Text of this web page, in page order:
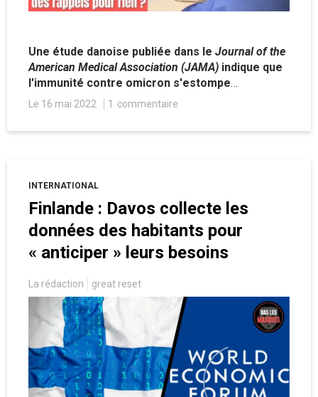
Une étude danoise publiée dans le Journal of the
American Medical Association (JAMA) indique que
l'immunité contre omicron s'estompe
rapidement après une deuxième et troisième
dose du vaccin Pfizer
rappels trimestriels à partir de l'automne ?
Le 16 mai 2022 1 commentaire
INTERNATIONAL
Finlande : Davos collecte les
données des habitants pour
« anticiper » leurs besoins
La rédaction great reset